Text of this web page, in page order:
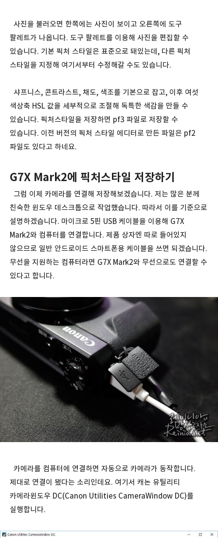
사진을 불러오면 한쪽에는 사진이 보이고 오른쪽에 도구
팔레트가 나옵니다. 도구 팔레트를 이용해 사진을 편집할 수
있습니다. 기본 픽처 스타일은 표준으로 돼있는데, 다른 픽처
스타일을 지정해 여기서부터 수정해갈 수도 있습니다.
샤프니스, 콘트라스트, 채도, 색조를 기본으로 잡고, 이후 여섯
색상축 HSL 값을 세부적으로 조절해 독특한 색감을 만들 수
있습니다. 픽처스타일을 저장하면 pf3 파일로 저장할 수
있습니다. 이전 버전의 픽처 스타일 에디터로 만든 파일은 pf2
파일도 있다고 하네요.
G7X Mark2에 픽처스타일 저장하기
그럼 이제 카메라를 연결해 저장해보겠습니다. 저는 많은 분께
친숙한 윈도우 데스크톱으로 작업했습니다. 따라서 이를 기준으로
설명하겠습니다. 마이크로 5핀 USB 케이블을 이용해 G7X
Mark2와 컴퓨터를 연결합니다. 제품 상자엔 따로 들어있지
않으므로 일반 안드로이드 스마트폰용 케이블을 쓰면 되겠습니다.
무선을 지원하는 컴퓨터라면 G7X Mark2와 무선으로도 연결할 수
있다고 합니다.
카메라를 컴퓨터에 연결하면 자동으로 카메라가 동작합니다.
제대로 연결이 됐다는 소리인데요. 여기서 캐논 유틸리티
카메라윈도우 DC(Canon Utilities CameraWindow DC)를
실행합니다.